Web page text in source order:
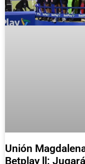
Unión
Betplay ll: